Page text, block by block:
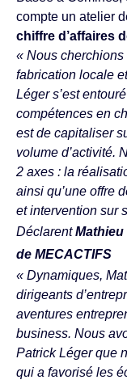
compte un atelier
chiffre d’affaires
« Nous
fabrication locale
Léger s’est
compétences en
est de capitaliser
volume d’activité.
2 axes : la
ainsi qu’une offre
et intervention sur
DéclarentMathieu
de MECACTIFS
« Dynamiques,
dirigeants
aventures
business. Nous
Patrick Léger que
qui a favorisé les